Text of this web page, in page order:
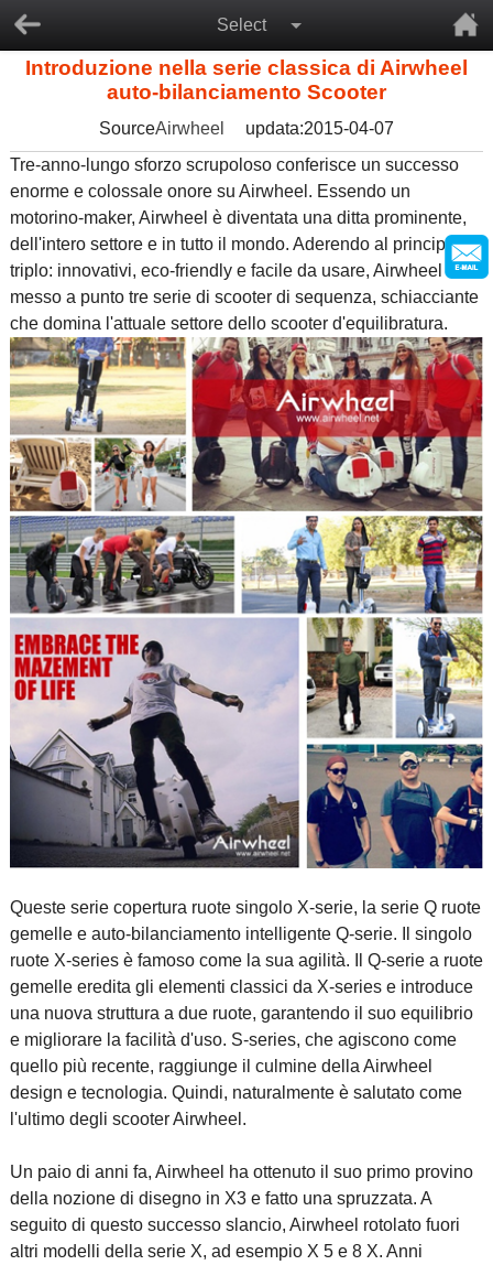
Select
Introduzione nella serie classica di Airwheel
auto-bilanciamento Scooter
SourceAirwheel
updata:2015-04-07
Tre-anno-lungo sforzo scrupoloso conferisce un successo
enorme e colossale onore su Airwheel. Essendo un
motorino-maker, Airwheel è diventata una ditta prominente,
dell'intero settore e in tutto il mondo. Aderendo al principio
triplo: innovativi, eco-friendly e facile da usare, Airwheel ha
messo a punto tre serie di scooter di sequenza, schiacciante
che domina l'attuale settore dello scooter d'equilibratura.
Queste serie copertura ruote singolo X-serie, la serie Q ruote
gemelle e auto-bilanciamento intelligente Q-serie. Il singolo
ruote X-series è famoso come la sua agilità. Il Q-serie a ruote
gemelle eredita gli elementi classici da X-series e introduce
una nuova struttura a due ruote, garantendo il suo equilibrio
e migliorare la facilità d'uso. S-series, che agiscono come
quello più recente, raggiunge il culmine della Airwheel
design e tecnologia. Quindi, naturalmente è salutato come
l'ultimo degli scooter Airwheel.
Un paio di anni fa, Airwheel ha ottenuto il suo primo provino
della nozione di disegno in X3 e fatto una spruzzata. A
seguito di questo successo slancio, Airwheel rotolato fuori
altri modelli della serie X, ad esempio X 5 e 8 X. Anni